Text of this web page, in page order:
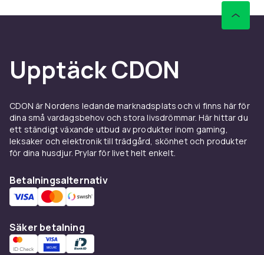
Upptäck CDON
CDON är Nordens ledande marknadsplats och vi finns här för
dina små vardagsbehov och stora livsdrömmar. Här hittar du
ett ständigt växande utbud av produkter inom gaming,
leksaker och elektronik till trädgård, skönhet och produkter
för dina husdjur. Prylar för livet helt enkelt.
Betalningsalternativ
Säker betalning